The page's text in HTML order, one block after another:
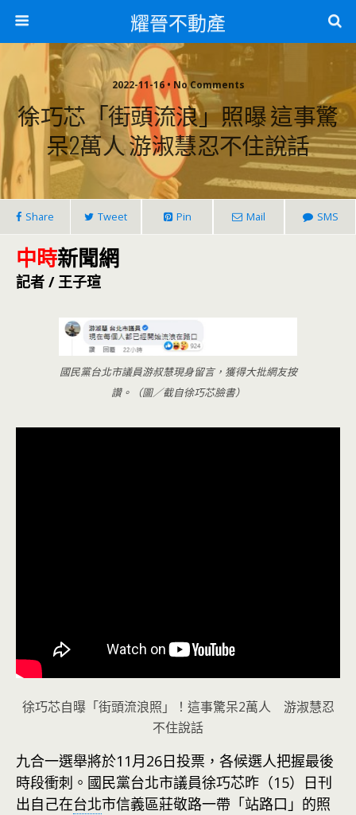
耀晉不動產
2022-11-16 • No Comments
徐巧芯「街頭流浪」照曝 這事驚
呆2萬人 游淑慧忍不住說話
Share Tweet Pin Mail SMS
中時新聞網
記者 / 王子瑄
國民黨台北市議員游叔慧現身留言，獲得大批網友按
讚。（圖／截自徐巧芯臉書）
徐巧芯自曝「街頭流浪照」！這事驚呆2萬人 游淑慧忍
不住說話
九合一選舉將於11月26日投票，各候選人把握最後
時段衝刺。國民黨台北市議員徐巧芯昨（15）日刊
出自己在台北市信義區莊敬路一帶「站路口」的照